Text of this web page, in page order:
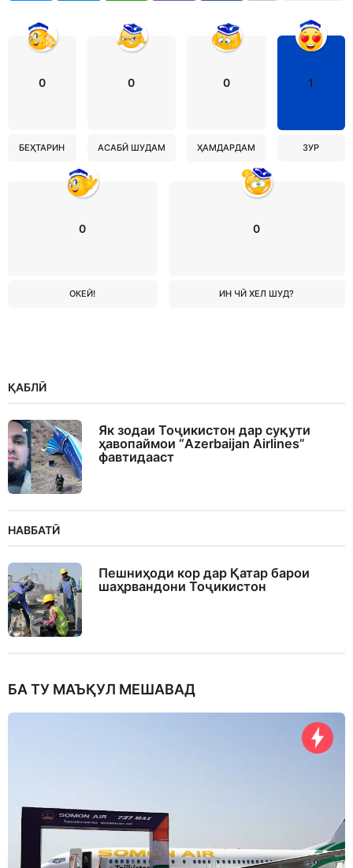
0
БЕҲТАРИН
0
АСАБӢ ШУДАМ
0
ҲАМДАРДАМ
1
ЗУР
0
ОКЕЙ!
0
ИН ЧӢ ХЕЛ ШУД?
ҚАБЛӢ
Як зодаи Тоҷикистон дар суқути
ҳавопаймои “Azerbaijan Airlines”
фавтидааст
НАВБАТӢ
Пешниҳоди кор дар Қатар барои
шаҳрвандони Тоҷикистон
БА ТУ МАЪҚУЛ МЕШАВАД